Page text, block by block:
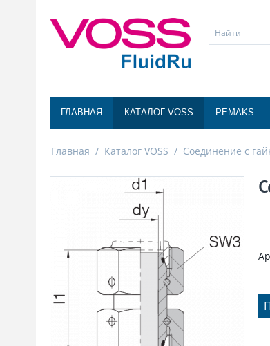
ГЛАВНАЯ КАТАЛОГ VOSS PEMAKS
Главная / Каталог VOSS / Соединение с